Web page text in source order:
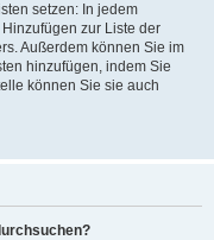
setzen: In jedem
zur Liste der
Außerdem können Sie im
hinzufügen, indem Sie
können Sie sie auch